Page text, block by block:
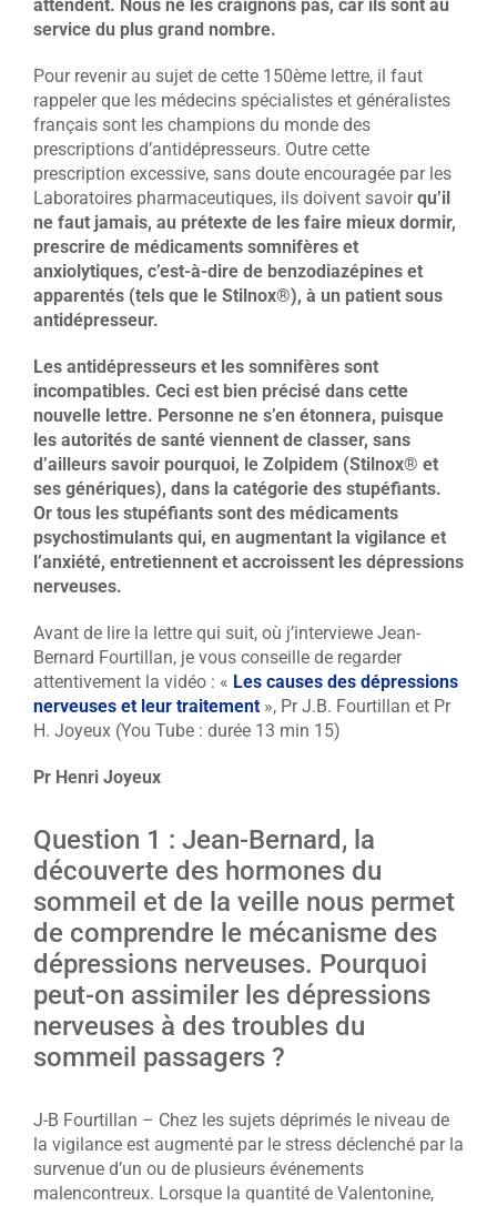
attendent. Nous ne les craignons pas, car ils sont au
service du plus grand nombre.
Pour revenir au sujet de cette 150ème lettre, il faut
rappeler que les médecins spécialistes et généralistes
français sont les champions du monde des
prescriptions d’antidépresseurs. Outre cette
prescription excessive, sans doute encouragée par les
Laboratoires pharmaceutiques, ils doivent savoirqu’il
ne faut jamais, au prétexte de les faire mieux dormir,
prescrire de médicaments somnifères et
anxiolytiques, c’est-à-dire de benzodiazépines et
apparentés (tels que le Stilnox®), à un patient sous
antidépresseur.
Les antidépresseurs et les somnifères sont
incompatibles. Ceci est bien précisé dans cette
nouvelle lettre. Personne ne s’en étonnera, puisque
les autorités de santé viennent de classer, sans
d’ailleurs savoir pourquoi, le Zolpidem (Stilnox® et
ses génériques), dans la catégorie des stupéfiants.
Or tous les stupéfiants sont des médicaments
psychostimulants qui, en augmentant la vigilance et
l’anxiété, entretiennent et accroissent les dépressions
nerveuses.
Avant de lire la lettre qui suit, où j’interviewe Jean-
Bernard Fourtillan, je vous conseille de regarder
attentivement la vidéo : « Les causes des dépressions
nerveuses et leur traitement », Pr J.B. Fourtillan et Pr
H. Joyeux (You Tube : durée 13 min 15)
Pr Henri Joyeux
Question 1 : Jean-Bernard, la
découverte des hormones du
sommeil et de la veille nous permet
de comprendre le mécanisme des
dépressions nerveuses. Pourquoi
peut-on assimiler les dépressions
nerveuses à des troubles du
sommeil passagers ?
J-B Fourtillan – Chez les sujets déprimés le niveau de
la vigilance est augmenté par le stress déclenché par la
survenue d’un ou de plusieurs événements
malencontreux. Lorsque la quantité de Valentonine,